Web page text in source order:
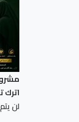
اترك
لن